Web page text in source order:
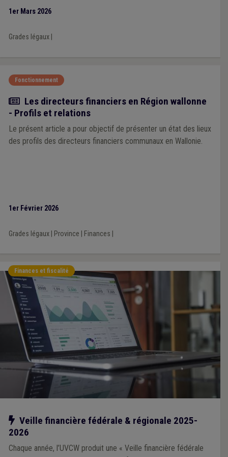
1er Mars 2026
Grades légaux|
Fonctionnement
Article
Les directeurs financiers en Région wallonne
- Profils et relations
Le présent article a pour objectif de présenter un état des lieux
des profils des directeurs financiers communaux en Wallonie.
1er Février 2026
Grades légaux| Province Finances
Finances et fiscalité
Notre action
Veille financière fédérale & régionale 2025-
2026
Chaque année, l’UVCW produit une « Veille financière fédérale